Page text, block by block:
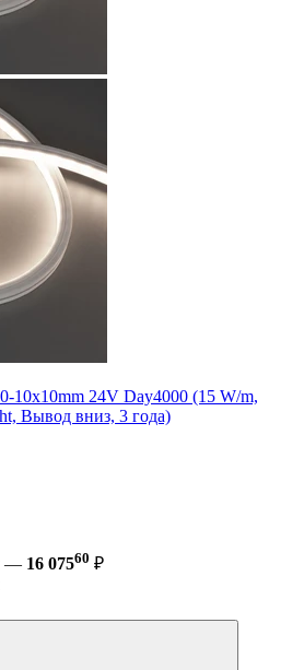
10x10mm 24V Day4000 (15 W/m,
Вывод вниз, 3 года)
— 16 07560 ₽